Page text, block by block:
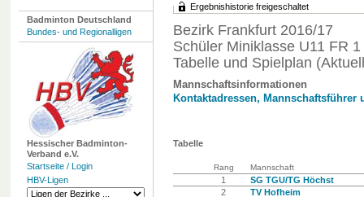
Badminton Deutschland
Bundes- und Regionalligen
Hessischer Badminton-
Verband e.V.
Startseite / Login
HBV-Ligen
Ergebnishistorie freigeschaltet
Bezirk Frankfurt 2016/17
Schüler Miniklasse U11 FR 1
Tabelle und Spielplan
Mannschaftsinformationen
Kontaktadressen, Mannschaftsführer
Tabelle
Rang Mannschaft
1
SG TGU/TG Höchst
2
TV Hofheim